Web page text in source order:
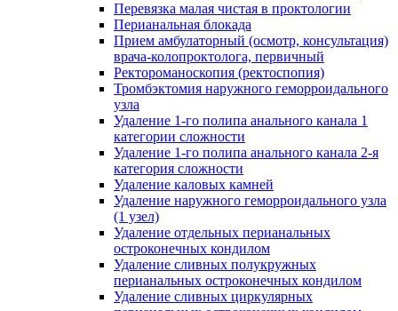
Перевязка малая чистая в проктологии
Перианальная блокада
Прием амбулаторный (осмотр, консультация)
врача-колопроктолога, первичный
Ректороманоскопия (ректоспопия)
Тромбэктомия наружного геморроидального
узла
Удаление 1-го полипа анального канала 1
категории сложности
Удаление 1-го полипа анального канала 2-я
категория сложности
Удаление каловых камней
Удаление наружного геморроидального узла
(1 узел)
Удаление отдельных перианальных
остроконечных кондилом
Удаление сливных полукружных
перианальных остроконечных кондилом
Удаление сливных циркулярных